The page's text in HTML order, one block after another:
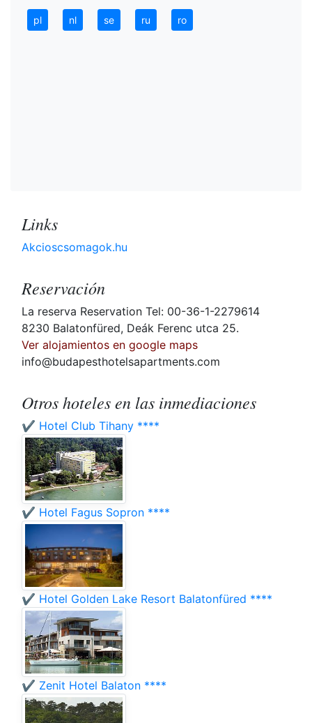
pl nl se ru ro
Links
Akcioscsomagok.hu
Reservación
La reserva Reservation Tel: 00-36-1-2279614
8230 Balatonfüred, Deák Ferenc utca 25.
Ver alojamientos en google maps
info@budapesthotelsapartments.com
Otros hoteles en las inmediaciones
✔️ Hotel Club Tihany ****
✔️ Hotel Fagus Sopron ****
✔️ Hotel Golden Lake Resort Balatonfüred ****
✔️ Zenit Hotel Balaton ****